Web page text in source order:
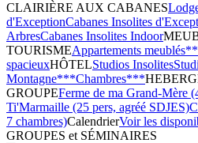
CLAIRIÈRE AUX CABANES
d'ExceptionCabanes Insolites
ArbresCabanes Insolites Indoor
TOURISMEAppartements
spacieuxHÔTELStudios Insolites
Montagne***Chambres***
GROUPEFerme de ma Grand-Mère
Ti'Marmaille (25 pers, agréé SDJES)
7 chambres)CalendrierVoir les
GROUPES et SÉMINAIRES